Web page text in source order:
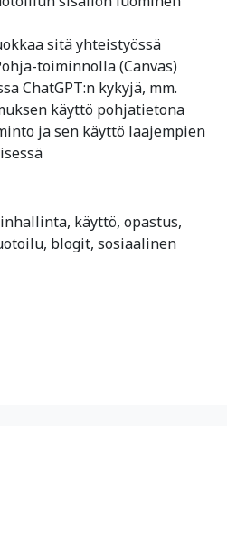
sitä yhteistyössä
toiminnolla (Canvas)
ChatGPT:n kykyjä, mm.
käyttö pohjatietona
ja sen käyttö laajempien
käyttö, opastus,
blogit, sosiaalinen